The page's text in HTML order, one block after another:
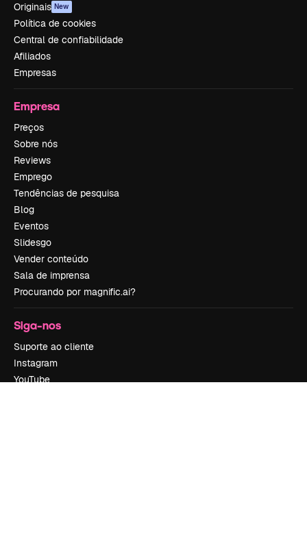
Originais New
Política de cookies
Central de confiabilidade
Afiliados
Empresas
Empresa
Preços
Sobre nós
Reviews
Emprego
Tendências de pesquisa
Blog
Eventos
Slidesgo
Vender conteúdo
Sala de imprensa
Procurando por magnific.ai?
Siga-nos
Suporte ao cliente
Instagram
YouTube